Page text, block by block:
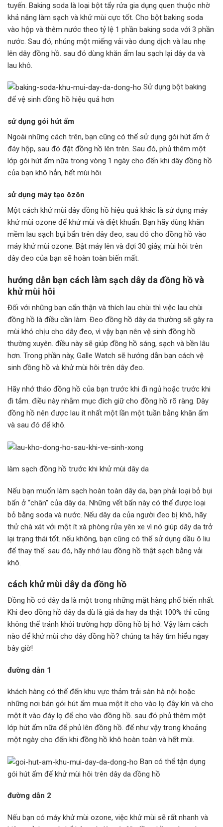
tuyến. Baking soda là loại bột tẩy rửa gia dụng quen thuộc nhờ
khả năng làm sạch và khử mùi cực tốt. Cho bột baking soda
vào hộp và thêm nước theo tỷ lệ 1 phần baking soda với 3 phần
nước. Sau đó, nhúng một miếng vải vào dung dịch và lau nhẹ
lên dây đồng hồ. sau đó dùng khăn ẩm lau sạch lại dây da và
lau khô.
Sử dụng bột baking
để vệ sinh đồng hồ hiệu quả hơn
sử dụng gói hút ẩm
Ngoài những cách trên, bạn cũng có thể sử dụng gói hút ẩm ở
đáy hộp, sau đó đặt đồng hồ lên trên. Sau đó, phủ thêm một
lớp gói hút ẩm nữa trong vòng 1 ngày cho đến khi dây đồng hồ
của bạn khô hẳn, hết mùi hôi.
sử dụng máy tạo ôzôn
Một cách khử mùi dây đồng hồ hiệu quả khác là sử dụng máy
khử mùi ozone để khử mùi và diệt khuẩn. Bạn hãy dùng khăn
mềm lau sạch bụi bẩn trên dây đeo, sau đó cho đồng hồ vào
máy khử mùi ozone. Bật máy lên và đợi 30 giây, mùi hôi trên
dây đeo của bạn sẽ hoàn toàn biến mất.
hướng dẫn bạn cách làm sạch dây da đồng hồ và
khử mùi hôi
Đối với những bạn cẩn thận và thích lau chùi thì việc lau chùi
đồng hồ là điều cần làm. Đeo đồng hồ dây da thường sẽ gây ra
mùi khó chịu cho dây đeo, vì vậy bạn nên vệ sinh đồng hồ
thường xuyên. điều này sẽ giúp đồng hồ sáng, sạch và bền lâu
hơn. Trong phần này, Galle Watch sẽ hướng dẫn bạn cách vệ
sinh đồng hồ và khử mùi hôi trên dây đeo.
Hãy nhớ tháo đồng hồ của bạn trước khi đi ngủ hoặc trước khi
đi tắm. điều này nhằm mục đích giữ cho đồng hồ rõ ràng. Dây
đồng hồ nên được lau ít nhất một lần một tuần bằng khăn ẩm
và sau đó để khô.
làm sạch đồng hồ trước khi khử mùi dây da
Nếu bạn muốn làm sạch hoàn toàn dây da, bạn phải loại bỏ bụi
bẩn ở “chân” của dây da. Những vết bẩn này có thể được loại
bỏ bằng soda và nước. Nếu dây da của người đeo bị khô, hãy
thử chà xát với một ít xà phòng rửa yên xe vì nó giúp dây da trở
lại trạng thái tốt. nếu không, bạn cũng có thể sử dụng dầu ô liu
để thay thế. sau đó, hãy nhớ lau đồng hồ thật sạch bằng vải
khô.
cách khử mùi dây da đồng hồ
Đồng hồ có dây da là một trong những mặt hàng phổ biến nhất.
Khi đeo đồng hồ dây da dù là giả da hay da thật 100% thì cũng
không thể tránh khỏi trường hợp đồng hồ bị hớ. Vậy làm cách
nào để khử mùi cho dây đồng hồ? chúng ta hãy tìm hiểu ngay
bây giờ!
đường dẫn 1
khách hàng có thể đến khu vực thảm trải sàn hà nội hoặc
những nơi bán gói hút ẩm mua một ít cho vào lọ đậy kín và cho
một ít vào đáy lọ để cho vào đồng hồ. sau đó phủ thêm một
lớp hút ẩm nữa để phủ lên đồng hồ. để như vậy trong khoảng
một ngày cho đến khi đồng hồ khô hoàn toàn và hết mùi.
Bạn có thể tận dụng
gói hút ẩm để khử mùi hôi trên dây da đồng hồ
đường dẫn 2
Nếu bạn có máy khử mùi ozone, việc khử mùi sẽ rất nhanh và